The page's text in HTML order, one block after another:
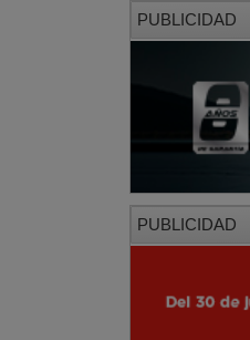
PUBLICIDAD
PUBLICIDAD